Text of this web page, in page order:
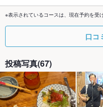
※表示されているコースは、現在予約を受
口コ
投稿写真(67)